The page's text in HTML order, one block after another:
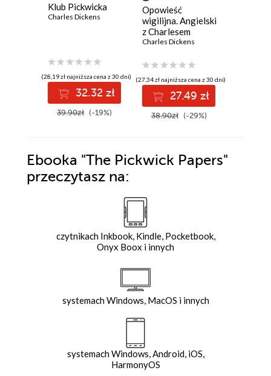
Klub Pickwicka
Charles Dickens
(28,19 zł najniższa cena z 30 dni)
32.32 zł
39.90zł (-19%)
Opowieść
wigilijna. Angielski
z Charlesem
Dickensem
Charles Dickens
(27,34 zł najniższa cena z 30 dni)
27.49 zł
38.90zł (-29%)
Ebooka "The Pickwick Papers"
przeczytasz na:
czytnikach Inkbook, Kindle, Pocketbook,
Onyx Boox i innych
systemach Windows, MacOS i innych
systemach Windows, Android, iOS,
HarmonyOS